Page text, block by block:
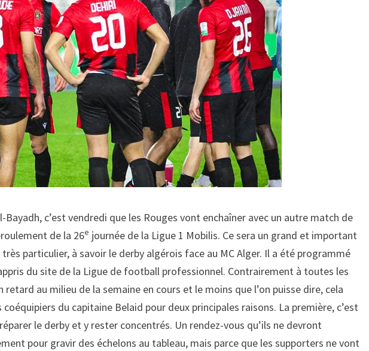
Bayadh, c’est vendredi que les Rouges vont enchaîner avec un autre match de
de la 26e journée de la Ligue 1 Mobilis. Ce sera un grand et important
particulier, à savoir le derby algérois face au MC Alger. Il a été programmé
du site de la Ligue de football professionnel. Contrairement à toutes les
retard au milieu de la semaine en cours et le moins que l’on puisse dire, cela
du capitaine Belaid pour deux principales raisons. La première, c’est
le derby et y rester concentrés. Un rendez-vous qu’ils ne devront
pour gravir des échelons au tableau, mais parce que les supporters ne vont